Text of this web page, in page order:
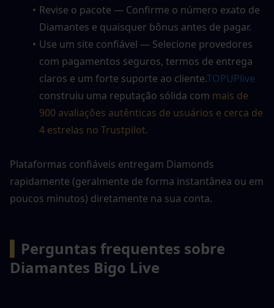
Revise o pacote — Confirme o número exato de
Diamantes e quaisquer bônus antes de pagar.
Use um site confiável — Selecione provedores
com pagamentos seguros, termos de entrega
claros e um forte suporte ao cliente.TOPUPlive
construiu uma reputação sólida com mais de
900 avaliações autênticas de usuários e cerca de
4 estrelas no Trustpilot.
Plataformas confiáveis entregam Diamonds
rapidamente (geralmente de forma instantânea ou em
poucos minutos) diretamente na sua conta.
Perguntas frequentes sobre
Diamantes Bigo Live